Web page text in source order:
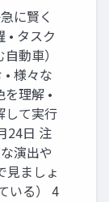
に賢く
• タスク
動車）
様々な
理解 •
して実行
24日 注
演出や
見ましょ
いる） 4